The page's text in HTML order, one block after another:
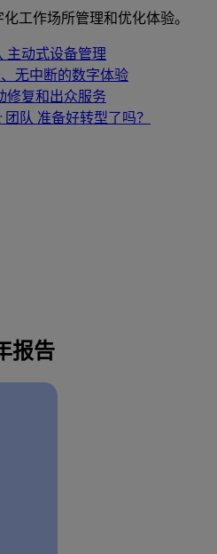
工作场所管理和优化体验。
主动式设备管理
无中断的数字体验
修复和出众服务
团队 准备好转型了吗？
报告